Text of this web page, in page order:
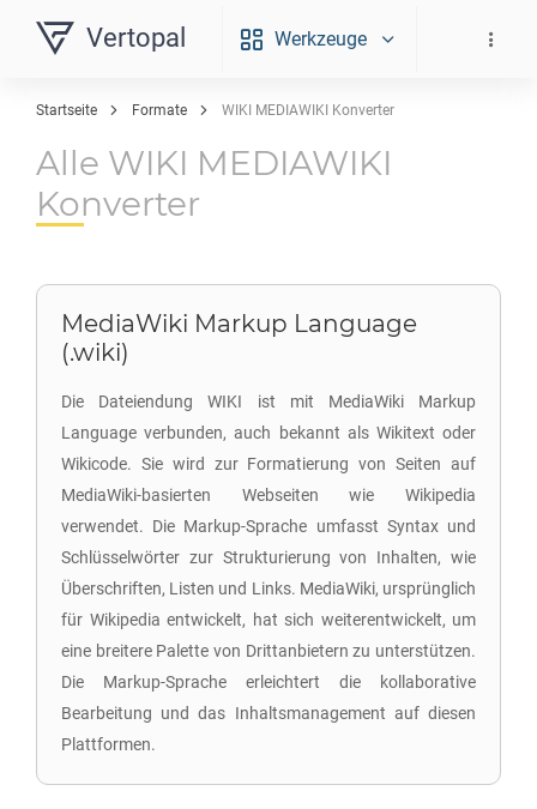
Vertopal Werkzeuge
Startseite Formate WIKI MEDIAWIKI Konverter
Alle WIKI MEDIAWIKI
Konverter
MediaWiki Markup Language
(.wiki)
Die Dateiendung WIKI ist mit MediaWiki Markup
Language verbunden, auch bekannt als Wikitext oder
Wikicode. Sie wird zur Formatierung von Seiten auf
MediaWiki-basierten Webseiten wie Wikipedia
verwendet. Die Markup-Sprache umfasst Syntax und
Schlüsselwörter zur Strukturierung von Inhalten, wie
Überschriften, Listen und Links. MediaWiki, ursprünglich
für Wikipedia entwickelt, hat sich weiterentwickelt, um
eine breitere Palette von Drittanbietern zu unterstützen.
Die Markup-Sprache erleichtert die kollaborative
Bearbeitung und das Inhaltsmanagement auf diesen
Plattformen.